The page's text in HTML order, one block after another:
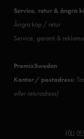
Service, retur & ångra
Ångra köp / retur
Service, garanti &
PromixSweden
Kontor / postadress:
eller returadress)
FÖLJ